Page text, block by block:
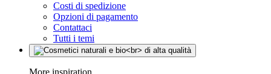
Costi di spedizione
Opzioni di pagamento
Contattaci
Tutti i temi
More inspiration